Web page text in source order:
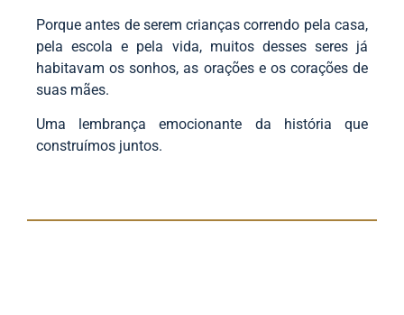
Porque antes de serem crianças correndo pela casa,
pela escola e pela vida, muitos desses seres já
habitavam os sonhos, as orações e os corações de
suas mães.
Uma lembrança emocionante da história que
construímos juntos.